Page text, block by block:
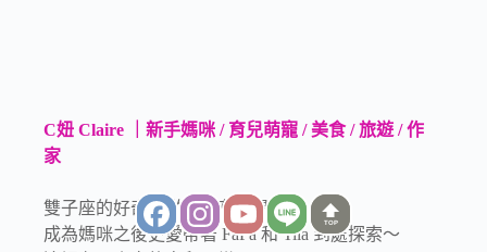
C妞 Claire ｜新手媽咪 / 育兒萌寵 / 美食 / 旅遊 / 作
家
雙子座的好奇心從來沒有停過！
成為媽咪之後更愛帶著 FaFa 和 Tila 到處探索～
TOP